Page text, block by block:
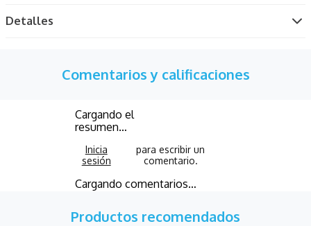
Detalles
Comentarios y calificaciones
Cargando el
resumen…
Cargando comentarios…
Productos recomendados